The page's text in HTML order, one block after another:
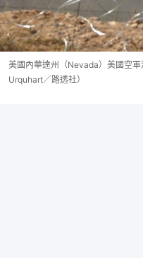
美國內華達州（Nevada）美國空
Urquhart／路透社）